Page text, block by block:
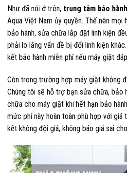
Như đã nói ở trên, trung tâm bảo
Aqua Việt Nam ủy quyền. Thế nên
bảo hành, sửa chữa lắp đặt linh kiện
phải lo lắng vấn đề bị đổi linh kiện
kết bảo hành miễn phí nếu máy giặt
Còn trong trường hợp máy giặt không
Chúng tôi sẽ hỗ trợ bạn sửa chữa, bảo
chữa cho máy giặt khi hết hạn bảo
mức phí này hoàn toàn phù hợp với
kết không đội giá, không báo giá sai